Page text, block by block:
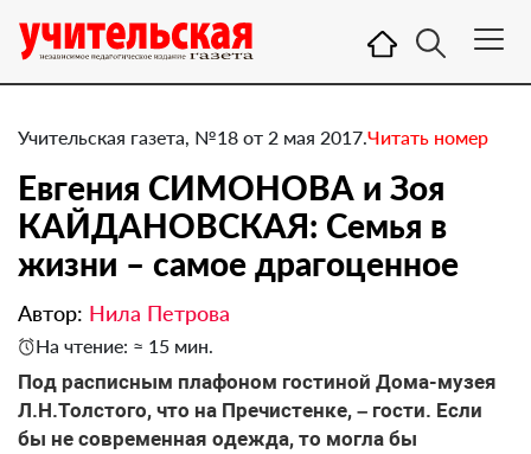
Учительская газета, №18 от 2 мая 2017.Читать номер
Евгения СИМОНОВА и Зоя
КАЙДАНОВСКАЯ: Семья в
жизни – самое драгоценное
Автор: Нила Петрова
На чтение: ≈ 15 мин.
Под расписным плафоном гостиной Дома-музея
Л.Н.Толстого, что на Пречистенке, – гости. Если
бы не современная одежда, то могла бы